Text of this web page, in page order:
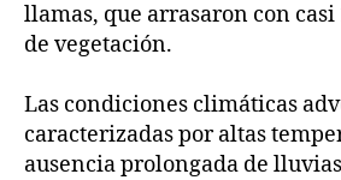
llamas, que arrasaron con casi
de vegetación.
Las condiciones climáticas
caracterizadas por altas
ausencia prolongada de